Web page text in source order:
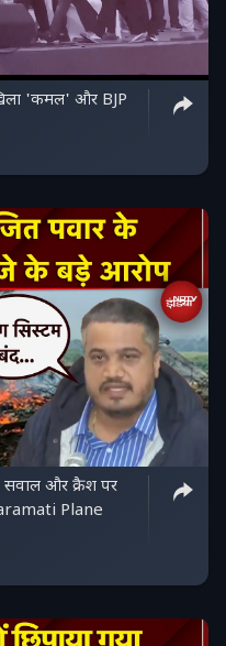
'कमल' और BJP
और क्रैश पर
Plane